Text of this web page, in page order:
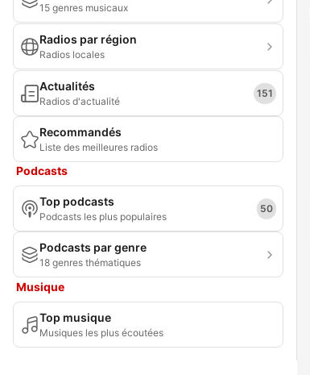
15 genres musicaux
Radios par région
Radios locales
Actualités
Radios d'actualité
151
Recommandés
Liste des meilleures radios
Podcasts
Top podcasts
Podcasts les plus populaires
50
Podcasts par genre
18 genres thématiques
Musique
Top musique
Musiques les plus écoutées